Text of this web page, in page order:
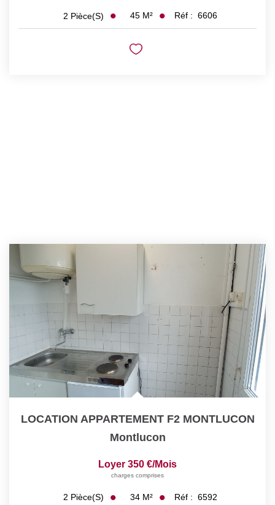
2 Pièce(s) 45 M² Réf : 6606
LOCATION APPARTEMENT F2 MONTLUCON
Montlucon
Loyer 350 €/mois
charges comprises
2 Pièce(s) 34 M² Réf : 6592